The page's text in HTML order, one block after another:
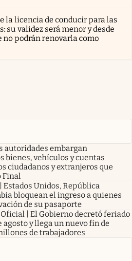
la licencia de conducir para las
su validez será menor y desde
no podrán renovarla como
autoridades embargan
bienes, vehículos y cuentas
ciudadanos y extranjeros que
Final
Estados Unidos, República
bloquean el ingreso a quienes
de su pasaporte
Oficial | El Gobierno decretó feriado
agosto y llega un nuevo fin de
de trabajadores